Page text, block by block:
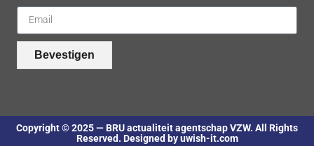
Bevestigen
Copyright © 2025 — BRU actualiteit agentschap VZW. All Rights
Reserved. Designed by uwish-it.com